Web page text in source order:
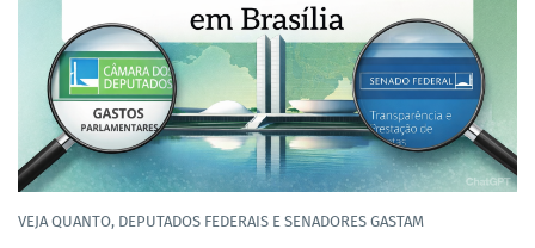
VEJA QUANTO, DEPUTADOS FEDERAIS E SENADORES GASTAM